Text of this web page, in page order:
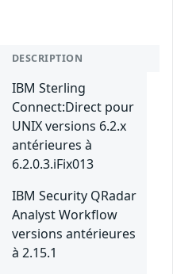
DESCRIPTION
IBM Sterling
Connect:Direct pour
UNIX versions 6.2.x
antérieures à
6.2.0.3.iFix013
IBM Security QRadar
Analyst Workflow
versions antérieures
à 2.15.1